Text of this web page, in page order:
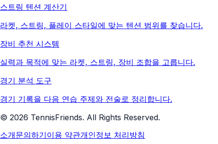
스트링 텐션 계산기
라켓, 스트링, 플레이 스타일에 맞는 텐션 범위를 찾습니다.
장비 추천 시스템
실력과 목적에 맞는 라켓, 스트링, 장비 조합을 고릅니다.
경기 분석 도구
경기 기록을 다음 연습 주제와 전술로 정리합니다.
© 2026 TennisFriends. All Rights Reserved.
소개문의하기이용 약관개인정보 처리방침